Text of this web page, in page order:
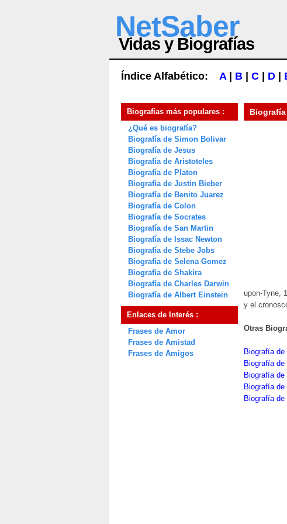
NetSaber
Vidas y Biografías
Índice Alfabético: A| B C D
Biografías más populares :
¿Qué es biografía?
Biografía de Simon Bolivar
Biografía de Jesus
Biografía de Aristoteles
Biografía de Platon
Biografía de Justin Bieber
Biografía de Benito Juarez
Biografía de Colon
Biografía de Socrates
Biografía de San Martin
Biografía de Issac Newton
Biografía de Stebe Jobs
Biografía de Selena Gomez
Biografía de Shakira
Biografía de Charles Darwin
Biografía de Albert Einstein
Enlaces de Interés :
Frases de Amor
Frases de Amistad
Frases de Amigos
upon-Tyne,
y el
Otras
Biografía de
Biografía
Biografía
Biografía
Biografía